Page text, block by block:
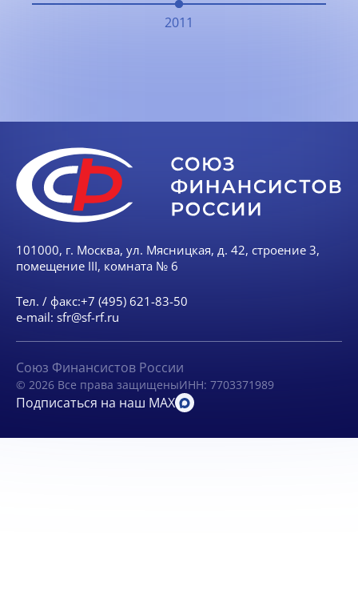
2011
101000, г. Москва, ул. Мясницкая, д. 42, строение 3,
помещение III, комната № 6
Тел. / факс:+7 (495) 621-83-50
e-mail: sfr@sf-rf.ru
Союз Финансистов России
© 2026 Все права защищеныИНН: 7703371989
Подписаться на наш MAX